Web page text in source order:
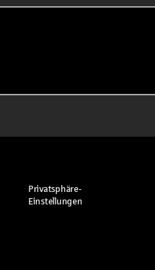
Privatsphäre-
Einstellungen